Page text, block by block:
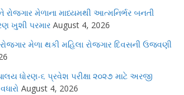
મેળાના માધ્યમથી આત્મનિર્ભર બનતી
ખુશી પરમાર August 4, 2026
મેળા થકી મહિલા રોજગાર દિવસની ઉજવણી
ધોરણ-૬ પ્રવેશ પરીક્ષા ૨૦૨૭ માટે અરજી
August 4, 2026